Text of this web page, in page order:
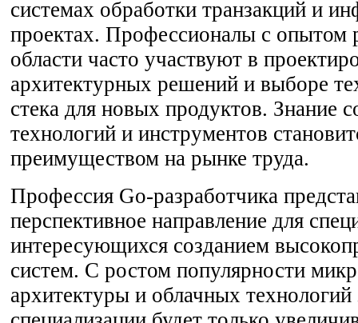
системах обработки транзакций и
проектах. Профессионалы с опытом
области часто участвуют в
архитектурных решений и выборе
стека для новых продуктов. Знание
технологий и инструментов
преимуществом на рынке труда.
Профессия Go-разработчика
перспективное направление для
интересующихся созданием
систем. С ростом популярности
архитектуры и облачных технологий